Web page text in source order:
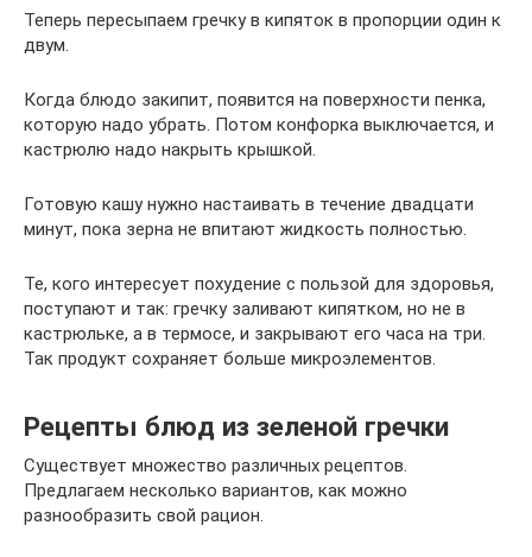
Теперь пересыпаем гречку в кипяток в пропорции один к
двум.
Когда блюдо закипит, появится на поверхности пенка,
которую надо убрать. Потом конфорка выключается, и
кастрюлю надо накрыть крышкой.
Готовую кашу нужно настаивать в течение двадцати
минут, пока зерна не впитают жидкость полностью.
Те, кого интересует похудение с пользой для здоровья,
поступают и так: гречку заливают кипятком, но не в
кастрюльке, а в термосе, и закрывают его часа на три.
Так продукт сохраняет больше микроэлементов.
Рецепты блюд из зеленой гречки
Существует множество различных рецептов.
Предлагаем несколько вариантов, как можно
разнообразить свой рацион.